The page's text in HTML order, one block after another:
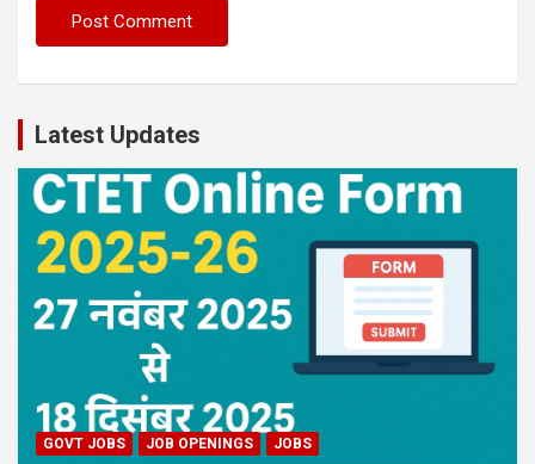
Latest Updates
GOVT JOBS JOB OPENINGS JOBS